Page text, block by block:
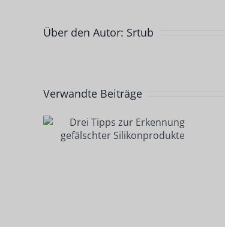
Über den Autor: Srtub
Verwandte Beiträge
Welche Faktoren